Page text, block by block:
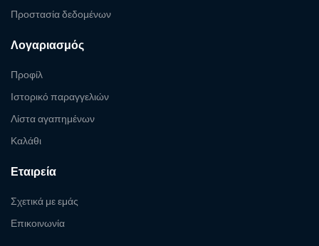
Προστασία δεδομένων
Λογαριασμός
Προφίλ
Ιστορικό παραγγελιών
Λίστα αγαπημένων
Καλάθι
Εταιρεία
Σχετικά με εμάς
Επικοινωνία